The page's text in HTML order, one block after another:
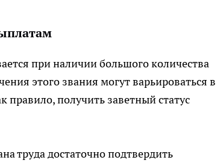
при наличии большого количества
этого звания могут варьироваться в
правило, получить заветный статус
труда достаточно подтвердить